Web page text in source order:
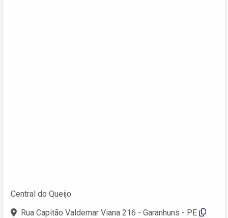
Central do Queijo
Rua Capitão Valdemar Viana 216 - Garanhuns - PE